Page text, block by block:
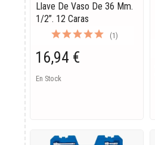
Llave De Vaso De 36 Mm.
1/2”. 12 Caras
(1)
16,94 €
En Stock